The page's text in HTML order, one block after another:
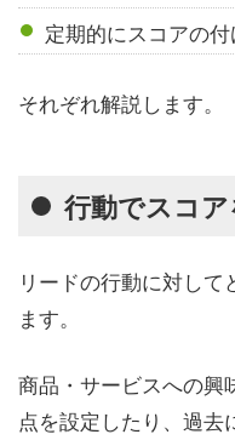
定期的にスコアの
それぞれ解説します。
行動でスコ
リードの行動に対し
ます。
商品・サービスへの興
点を設定したり、過去